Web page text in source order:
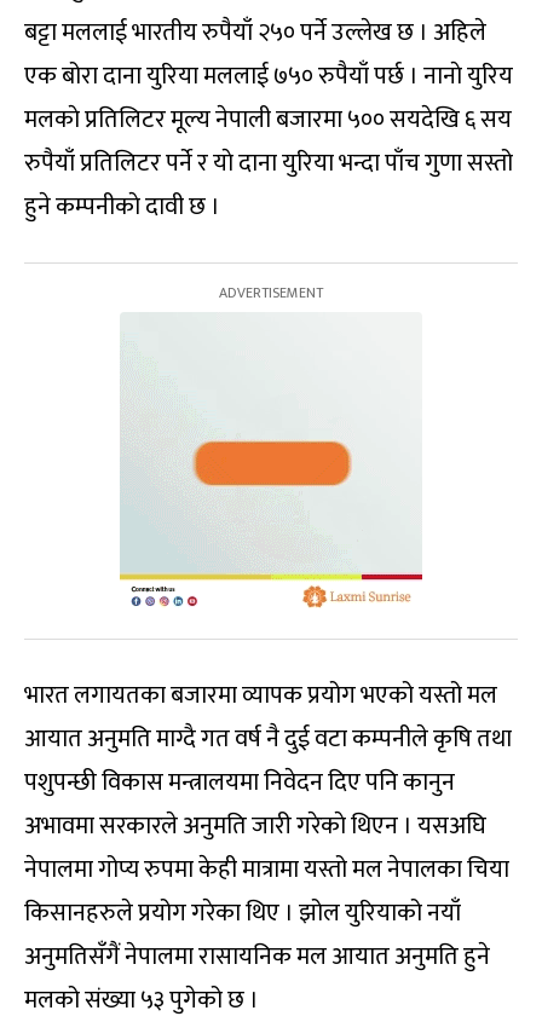
बट्टा मललाई भारतीय रुपैयाँ २५० पर्ने उल्लेख छ । अहिले
एक बोरा दाना युरिया मललाई ७५० रुपैयाँ पर्छ । नानाे युरिय
मलकाे प्रतिलिटर मूल्य नेपाली बजारमा ५०० सयदेखि ६ सय
रुपैयाँ प्रतिलिटर पर्ने र याे दाना युरिया भन्दा पाँच गुणा सस्तो
हुने कम्पनीकाे दावी छ ।
भारत लगायतका बजारमा व्यापक प्रयोग भएको यस्तो मल
आयात अनुमति माग्दै गत वर्ष नै दुई वटा कम्पनीले कृषि तथा
पशुपन्छी विकास मन्त्रालयमा निवेदन दिए पनि कानुन
अभावमा सरकारले अनुमति जारी गरेकाे थिएन । यसअघि
नेपालमा गोप्य रुपमा केही मात्रामा यस्तो मल नेपालका चिया
किसानहरुले प्रयोग गरेका थिए । झोल युरियाको नयाँ
अनुमतिसँगैं नेपालमा रासायनिक मल आयात अनुमति हुने
मलको संख्या ५३ पुगेको छ ।